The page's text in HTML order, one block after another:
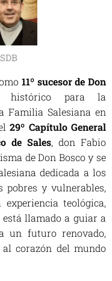
11º sucesor de Don
histórico para la
Familia Salesiana en
29º Capítulo General
de Sales, don Fabio
de Don Bosco y se
dedicada a los
pobres y vulnerables,
teológica,
llamado a guiar a
un futuro renovado,
corazón del mundo